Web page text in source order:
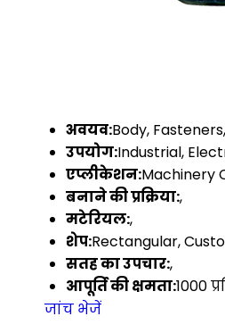
अवयव:Body,
उपयोग:Industrial,
एप्लीकेशन:Machinery
बनाने की प्रक्रिया:,
मटेरियल:,
शेप:Rectangular,
सतह का उपचार:,
आपूर्ति की क्षमता:1000
जांच भेजें